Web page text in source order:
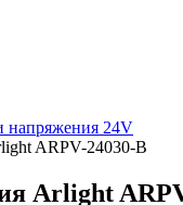
напряжения 24V
ARPV-24030-B
Arlight